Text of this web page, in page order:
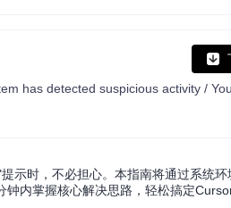
示时，不必担心。本指南将通过系统
内掌握核心解决思路，轻松搞定